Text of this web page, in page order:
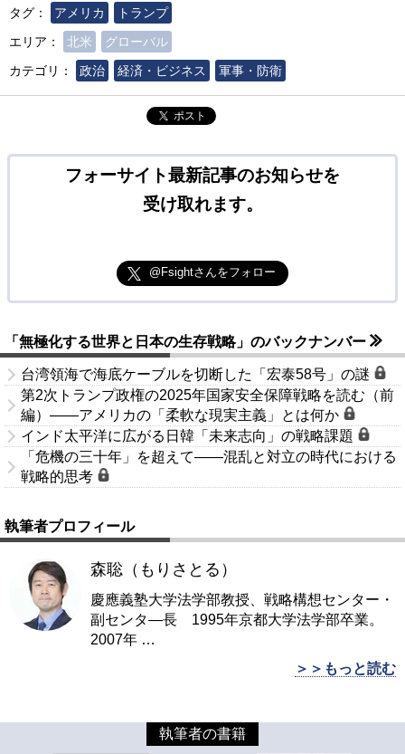
タグ： アメリカ
トランプ
エリア：
北米
グローバル
カテゴリ：
政治 経済・ビジネス 軍事・防衛
ポスト
フォーサイト最新記事のお知らせを
受け取れます。
@Fsightさんをフォロー
「無極化する世界と日本の生存戦略」のバックナンバー
台湾領海で海底ケーブルを切断した「宏泰58号」の謎
第2次トランプ政権の2025年国家安全保障戦略を読む（前
編）――アメリカの「柔軟な現実主義」とは何か
インド太平洋に広がる日韓「未来志向」の戦略課題
「危機の三十年」を超えて――混乱と対立の時代における
戦略的思考
執筆者プロフィール
森聡（もりさとる）
慶應義塾大学法学部教授、戦略構想センター・
副センタ―長 1995年京都大学法学部卒業。
2007年 …
＞＞もっと読む
執筆者の書籍